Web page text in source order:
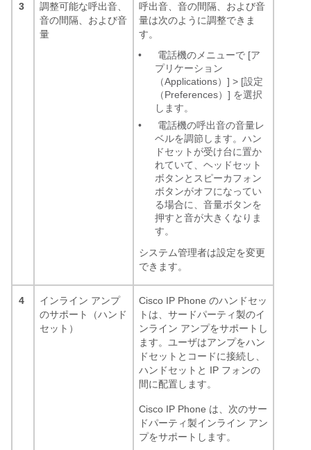
3
調整可能な呼出音、
音の間隔、および音
量
呼出音、音の間隔、および音
量は次のように調整できま
す。
•
電話機のメニューで [ア
プリケーション
（Applications）] > [設定
（Preferences）] を選択
します。
•
電話機の呼出音の音量レ
ベルを調節します。ハン
ドセットが受け台に置か
れていて、ヘッドセット
ボタンとスピーカフォン
ボタンがオフになってい
る場合に、音量ボタンを
押すと音が大きくなりま
す。
システム管理者は設定を変更
できます。
4
インライン アンプ
のサポート（ハンド
セット）
Cisco IP Phone のハンドセッ
トは、サードパーティ製のイ
ンライン アンプをサポートし
ます。ユーザはアンプをハン
ドセットとコードに接続し、
ハンドセットと IP フォンの
間に配置します。
Cisco IP Phone は、次のサー
ドパーティ製インライン アン
プをサポートします。